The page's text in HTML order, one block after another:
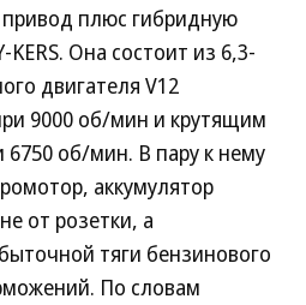
плюс гибридную
KERS. Она состоит из 6,3-
двигателя V12
9000 об/мин и крутящим
об/мин. В пару к нему
аккумулятор
от розетки, а
тяги бензинового
По словам